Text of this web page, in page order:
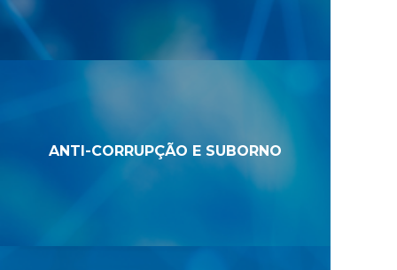
ANTI-CORRUPÇÃO E SUBORNO